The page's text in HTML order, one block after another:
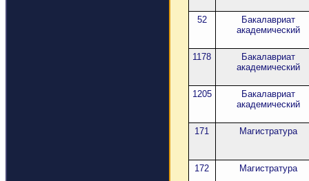
52
Бакалавриат
академический
1178
Бакалавриат
академический
1205
Бакалавриат
академический
171 Магистратура
172 Магистратура